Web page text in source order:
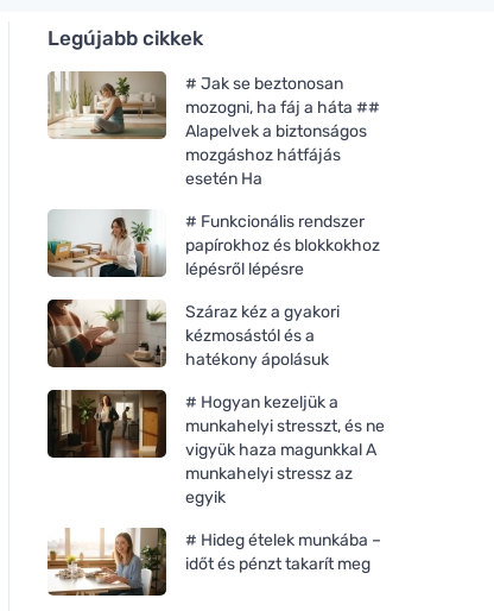
Legújabb cikkek
# Jak se beztonosan
mozogni, ha fáj a háta ##
Alapelvek a biztonságos
mozgáshoz hátfájás
esetén Ha
# Funkcionális rendszer
papírokhoz és blokkokhoz
lépésről lépésre
Száraz kéz a gyakori
kézmosástól és a
hatékony ápolásuk
# Hogyan kezeljük a
munkahelyi stresszt, és ne
vigyük haza magunkkal A
munkahelyi stressz az
egyik
# Hideg ételek munkába –
időt és pénzt takarít meg